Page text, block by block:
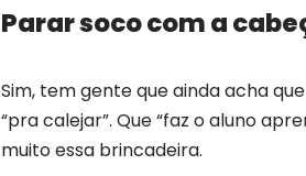
Parar soco com a
Sim, tem gente que ainda acha
“pra calejar”. Que “faz o aluno
muito essa brincadeira.